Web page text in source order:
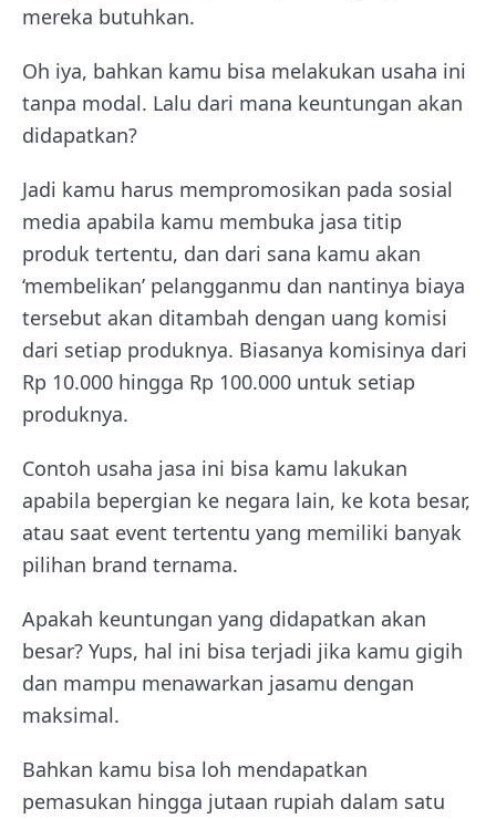
mereka butuhkan.
Oh iya, bahkan kamu bisa melakukan usaha ini
tanpa modal. Lalu dari mana keuntungan akan
didapatkan?
Jadi kamu harus mempromosikan pada sosial
media apabila kamu membuka jasa titip
produk tertentu, dan dari sana kamu akan
‘membelikan’ pelangganmu dan nantinya biaya
tersebut akan ditambah dengan uang komisi
dari setiap produknya. Biasanya komisinya dari
Rp 10.000 hingga Rp 100.000 untuk setiap
produknya.
Contoh usaha jasa ini bisa kamu lakukan
apabila bepergian ke negara lain, ke kota besar,
atau saat event tertentu yang memiliki banyak
pilihan brand ternama.
Apakah keuntungan yang didapatkan akan
besar? Yups, hal ini bisa terjadi jika kamu gigih
dan mampu menawarkan jasamu dengan
maksimal.
Bahkan kamu bisa loh mendapatkan
pemasukan hingga jutaan rupiah dalam satu